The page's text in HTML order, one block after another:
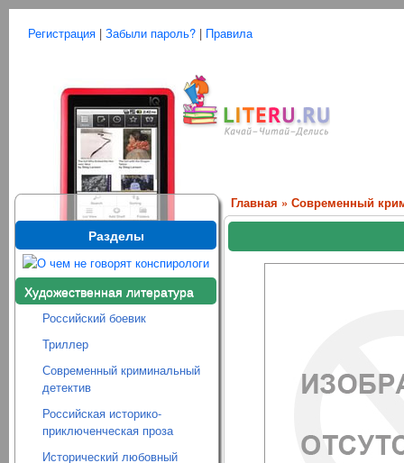
Регистрация | Забыли пароль? | Правила
Разделы
Художественная литература
Российский боевик
Триллер
Современный криминальный
детектив
Российская историко-
приключенческая проза
Исторический любовный
Главная » Современный